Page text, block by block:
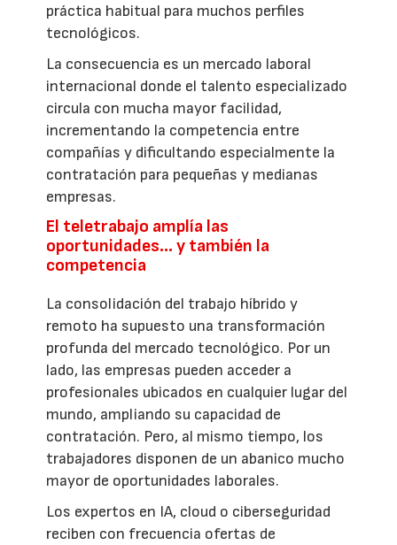
práctica habitual para muchos perfiles
tecnológicos.
La consecuencia es un mercado laboral
internacional donde el talento especializado
circula con mucha mayor facilidad,
incrementando la competencia entre
compañías y dificultando especialmente la
contratación para pequeñas y medianas
empresas.
El teletrabajo amplía las
oportunidades… y también la
competencia
La consolidación del trabajo híbrido y
remoto ha supuesto una transformación
profunda del mercado tecnológico. Por un
lado, las empresas pueden acceder a
profesionales ubicados en cualquier lugar del
mundo, ampliando su capacidad de
contratación. Pero, al mismo tiempo, los
trabajadores disponen de un abanico mucho
mayor de oportunidades laborales.
Los expertos en IA, cloud o ciberseguridad
reciben con frecuencia ofertas de